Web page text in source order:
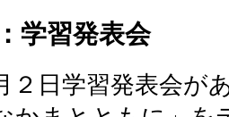
学習発表会
日学習発表会が